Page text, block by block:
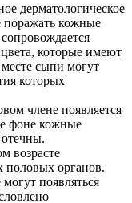
дерматологическое
поражать кожные
которые имеют
сыпи могут
которых
члене появляется
фоне кожные
возрасте
половых органов.
появляться